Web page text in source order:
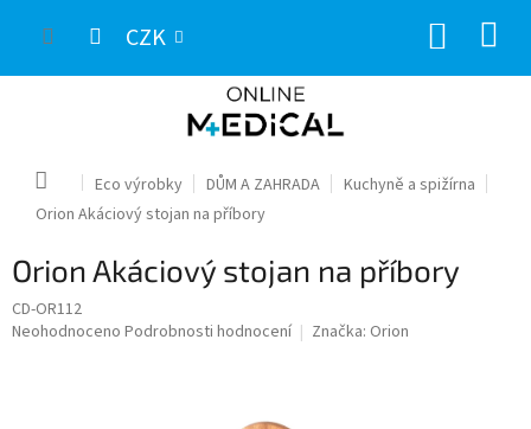
CZK
Domů Eco výrobky DŮM A ZAHRADA
Kuchyně a spižírna
Orion Akáciový stojan na příbory
Orion Akáciový stojan na příbory
CD-OR112
Průměrné
Neohodnoceno Podrobnosti hodnocení Značka: Orion